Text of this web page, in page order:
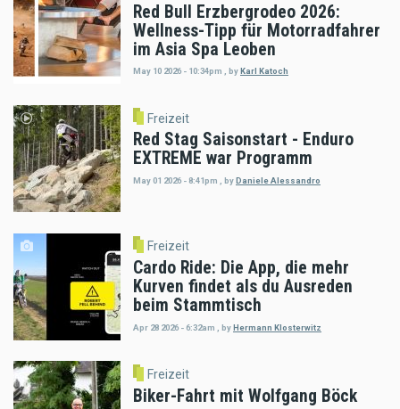
Red Bull Erzbergrodeo 2026:
Wellness-Tipp für Motorradfahrer
im Asia Spa Leoben
May 10 2026 - 10:34pm byKarl Katoch
Freizeit
Red Stag Saisonstart - Enduro
EXTREME war Programm
May 01 2026 - 8:41pm byDaniele Alessandro
Freizeit
Cardo Ride: Die App, die mehr
Kurven findet als du Ausreden
beim Stammtisch
Apr 28 2026 - 6:32am byHermann Klosterwitz
Freizeit
Biker-Fahrt mit Wolfgang Böck